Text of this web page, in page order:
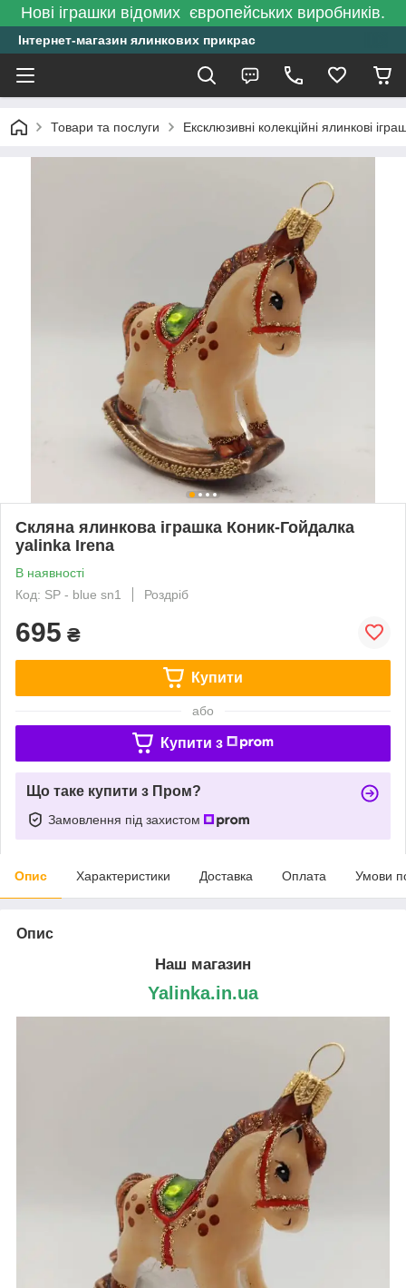
Нові іграшки відомих європейських виробників.
Інтернет-магазин ялинкових прикрас
Товари та послуги Ексклюзивні колекційні ялинкові
Скляна ялинкова іграшка Коник-Гойдалка
yalinka Irena
В наявності
Код: SP - blue sn1
Роздріб
695 ₴
Купити
або
Купити з
Що таке купити з Пром?
Замовлення під захистом
Опис Характеристики Доставка Оплата Умови
Опис
Наш магазин
Yalinka.in.ua